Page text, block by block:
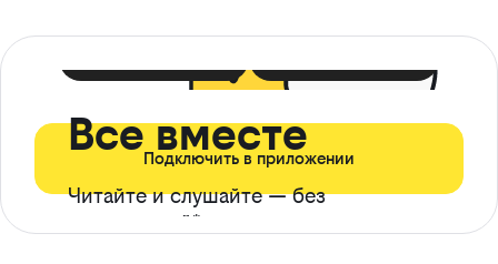
Все вместе
Читайте и слушайте — без
ограничений*
Подключить в приложении